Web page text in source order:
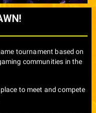
tournament based on
communities in the
to meet and compete